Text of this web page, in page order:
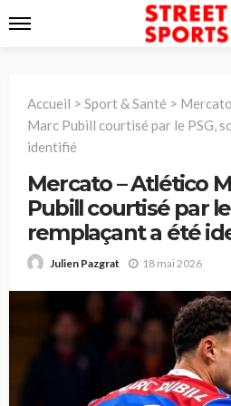
Accueil > Sport & Santé >
Marc Pubill courtisé par le PSG,
identifié
Mercato – Atlético
Pubill courtisé par le
remplaçant a été
Julien Pazgrat 18 mai 2026